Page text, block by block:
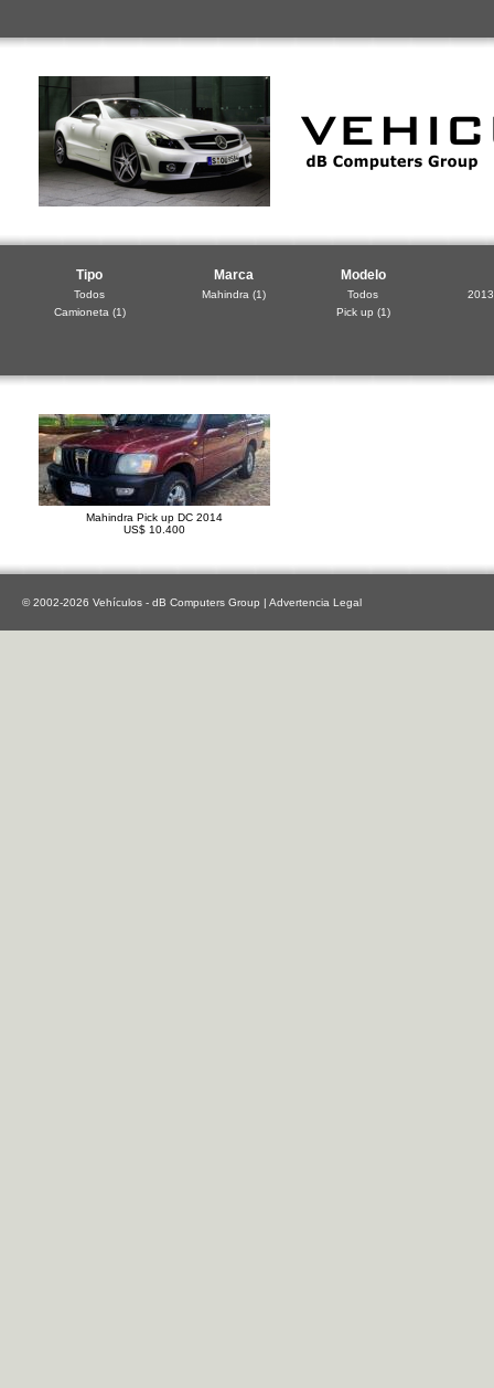
Tipo
Todos
Camioneta (1)
Marca
Mahindra (1)
Modelo
Todos
Pick up (1)
Mahindra Pick up DC 2014
US$ 10.400
© 2002-2026 Vehículos - dB Computers Group | Advertencia Legal